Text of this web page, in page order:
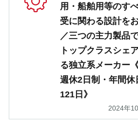
用・船舶用等のす
受に関わる設計を
／三つの主力製品
トップクラスシェ
る独立系メーカー
週休2日制・年間休
121日》
2024年